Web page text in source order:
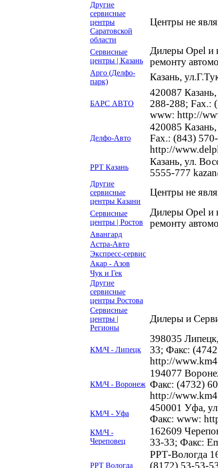
Другие
сервисные
центры
Саратовской
области
Центры не
Сервисные
центры | Казань
Дилеры Opel и
ремонту
Арго (Делфо-
парк)
Казань,
БАРС АВТО
420087
288-288; Fax.:
www: http://
Делфо-Авто
420085
Fax.: (843)
http://
РРТ Казань
Казань, ул.
5555-777
Другие
сервисные
центры Казани
Центры не
Сервисные
центры | Ростов
Дилеры Opel и
ремонту
Авангард
Астра-Авто
Экспресс-сервис
Акар - Азов
Чук и Гек
Другие
сервисные
центры Ростова
Сервисные
центры |
Регионы
Дилеры и
КМ/Ч - Липецк
398035
33; Факс:
http://
КМ/Ч - Воронеж
194077
Факс: (4732)
http://
КМ/Ч - Уфа
450001 Уфа,
Факс: www:
КМ/Ч -
Череповец
162609
33-33; Факс:
РРТ Вологда
РРТ-Вологда
(8172) 53-53-